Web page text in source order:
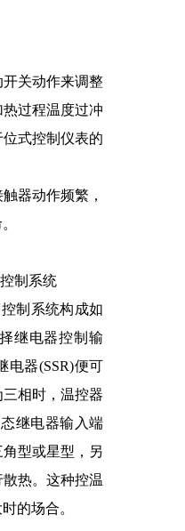
关动作来调整
过程温度过冲
式控制仪表的
器动作频繁，
制系统
制系统构成如
继电器控制输
电器(SSR)便可
相时，温控器
继电器输入端
型或星型，另
热。这种控温
的场合。